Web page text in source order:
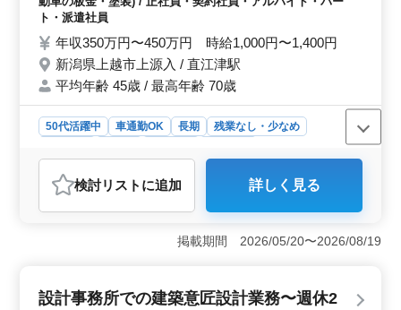
トラック・除雪機・輸入車もまれにございま
す。 大型車両や除雪機の整備経験が無い方
もご安心ください、しっかり情報共有し、み
んなで取り組みます。 まだまだ不安定な自
動車業界ですが、特定の取引先等が定着して
おりますので将来的にも安心です。 よほど
の事が無い限り安定して生活できます。 こ
こまでお読み頂きまして、誠にありがとうご
ざいました。 年齢による落選はございませ
んのでお気軽にご応募くださいませ。
ト・派遣社員
年収350万円〜450万円 時給1,000円〜1,400円
新潟県上越市上源入 / 直江津駅
平均年齢 45歳 / 最高年齢 70歳
50代活躍中 車通勤OK 長期
残業なし・少なめ
自動車整備士
おすすめポイント
＜安定した雇用環境＞ 自動車業界の特定の取引先との
定着があり、将来も安心して働けます。業界の不安定さ
による生活への影響を最小限に抑えられます。給与水準
躍中で、経験を積んだ方にもチャンスがあります。年齢
検討リスト に追加 詳しく見る
掲載期間 2026/05/20〜2026/08/19
設計事務所での建築意匠設計業務〜週休2